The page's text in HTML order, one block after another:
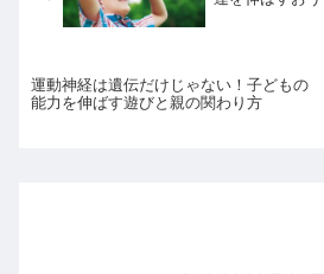
運動神経は遺伝だけじゃない！子どもの
能力を伸ばす遊びと親の関わり方